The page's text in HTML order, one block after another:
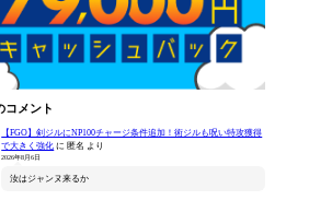
コメント
【FGO】剣ジルにNP100チャージ条件追加！術ジルも呪い特攻獲得
で大きく強化 に 匿名 より
2026年8月6日
汝はジャンヌ来るか